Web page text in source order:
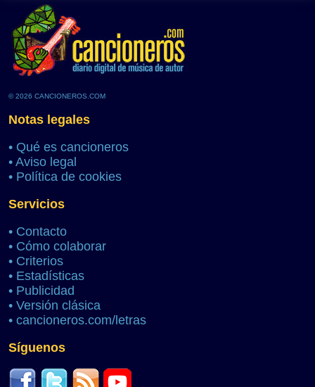
© 2026 CANCIONEROS.COM
Notas legales
• Qué es cancioneros
• Aviso legal
• Política de cookies
Servicios
• Contacto
• Cómo colaborar
• Criterios
• Estadísticas
• Publicidad
• Versión clásica
• cancioneros.com/letras
Síguenos